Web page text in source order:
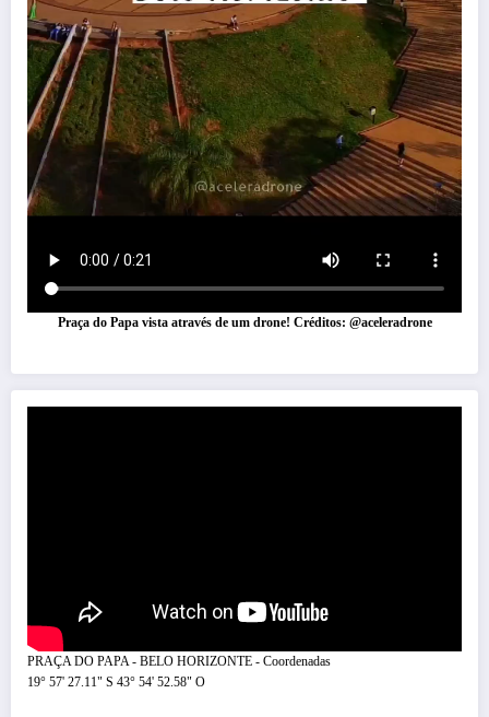
Praça do Papa vista através de um drone! Créditos: @aceleradrone
PRAÇA DO PAPA - BELO HORIZONTE - Coordenadas
19° 57' 27.11" S 43° 54' 52.58" O